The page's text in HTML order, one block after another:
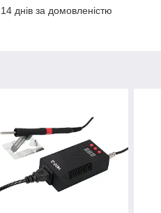
днів за домовленістю